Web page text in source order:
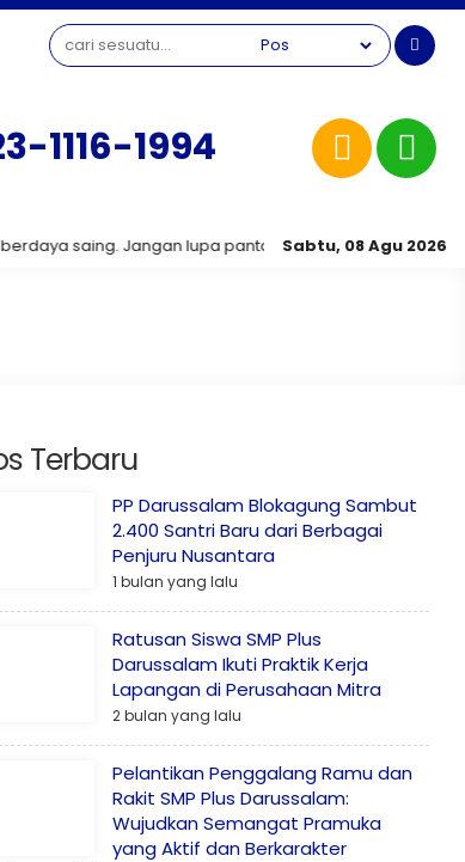
1116-1994
Sabtu, 08 Agu 2026
saing. Jangan lupa pantau terus informasi terbaru
Terbaru
PP Darussalam Blokagung Sambut
2.400 Santri Baru dari Berbagai
Penjuru Nusantara
1 bulan yang lalu
Ratusan Siswa SMP Plus
Darussalam Ikuti Praktik Kerja
Lapangan di Perusahaan Mitra
2 bulan yang lalu
Pelantikan Penggalang Ramu dan
Rakit SMP Plus Darussalam:
Wujudkan Semangat Pramuka
yang Aktif dan Berkarakter